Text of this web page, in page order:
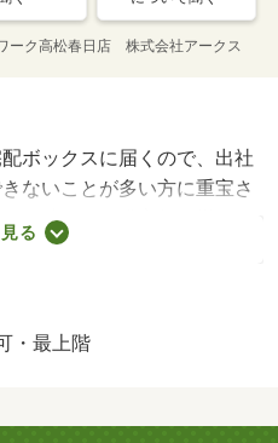
ーク高松春日店 株式会社アークス
ボックスに届くので、出社
ないことが多い方に重宝さ
短縮できる浴室乾燥機がつ
を溜め込みがちな人にもお
すか。駐車場利用代金は１
ムとはちがった素敵なキッ
:52250円
る
・最上階